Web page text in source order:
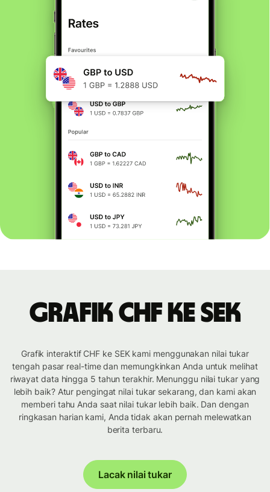
Grafik CHF ke SEK
Grafik interaktif CHF ke SEK kami menggunakan nilai tukar
tengah pasar real-time dan memungkinkan Anda untuk melihat
riwayat data hingga 5 tahun terakhir. Menunggu nilai tukar yang
lebih baik? Atur pengingat nilai tukar sekarang, dan kami akan
memberi tahu Anda saat nilai tukar lebih baik. Dan dengan
ringkasan harian kami, Anda tidak akan pernah melewatkan
berita terbaru.
Lacak nilai tukar